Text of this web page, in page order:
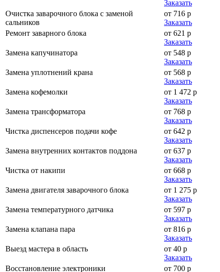
Заказать
Очистка заварочного блока с заменой
сальников
от 716 р
Заказать
Ремонт заварного блока
от 621 р
Заказать
Замена капучинатора
от 548 р
Заказать
Замена уплотнений крана
от 568 р
Заказать
Замена кофемолки
от 1 472 р
Заказать
Замена трансформатора
от 768 р
Заказать
Чистка диспенсеров подачи кофе
от 642 р
Заказать
Замена внутренних контактов поддона
от 637 р
Заказать
Чистка от накипи
от 668 р
Заказать
Замена двигателя заварочного блока
от 1 275 р
Заказать
Замена температурного датчика
от 597 р
Заказать
Замена клапана пара
от 816 р
Заказать
Выезд мастера в область
от 40 р
Заказать
Восстановление электроники
от 700 р